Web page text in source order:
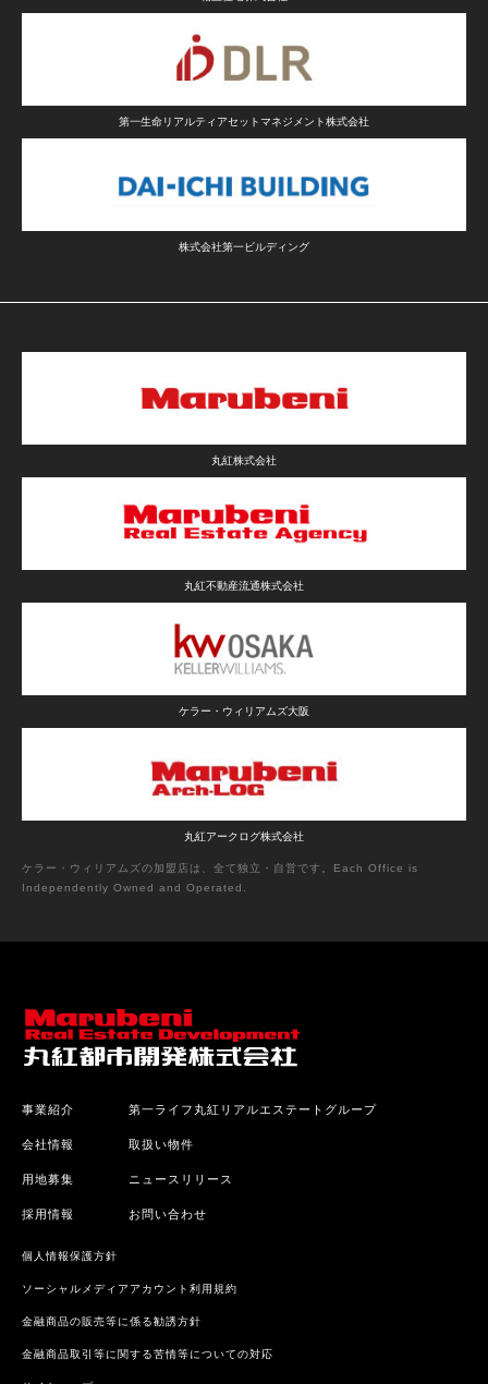
第一生命リアルティアセットマネジメント株式会社
株式会社第一ビルディング
丸紅株式会社
丸紅不動産流通株式会社
ケラー・ウィリアムズ大阪
丸紅アークログ株式会社
ケラー・ウィリアムズの加盟店は、全て独立・自営です。Each Office is
Independently Owned and Operated.
事業紹介
会社情報
用地募集
採用情報
第一ライフ丸紅リアルエステートグループ
取扱い物件
ニュースリリース
お問い合わせ
個人情報保護方針
ソーシャルメディアアカウント利用規約
金融商品の販売等に係る勧誘方針
金融商品取引等に関する苦情等についての対応